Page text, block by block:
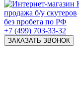
продажа б/у скутеров
без пробега по РФ
+7 (499) 703-33-32
ЗАКАЗАТЬ ЗВОНОК